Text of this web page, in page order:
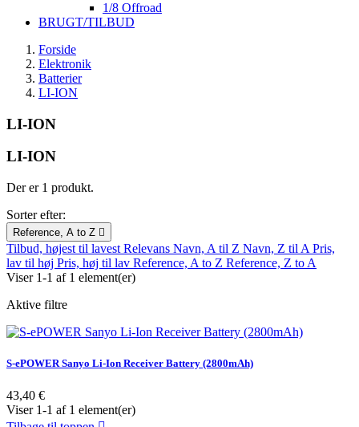
1/8 Offroad
BRUGT/TILBUD
Forside
Elektronik
Batterier
LI-ION
LI-ION
LI-ION
Der er 1 produkt.
Sorter efter:
Reference, A to Z 
Tilbud, højest til lavest Relevans Navn, A til Z Navn, Z til A Pris,
lav til høj Pris, høj til lav Reference, A to Z Reference, Z to A
Viser 1-1 af 1 element(er)
Aktive filtre
S-ePOWER Sanyo Li-Ion Receiver Battery (2800mAh)
Pris
43,40 €
Viser 1-1 af 1 element(er)